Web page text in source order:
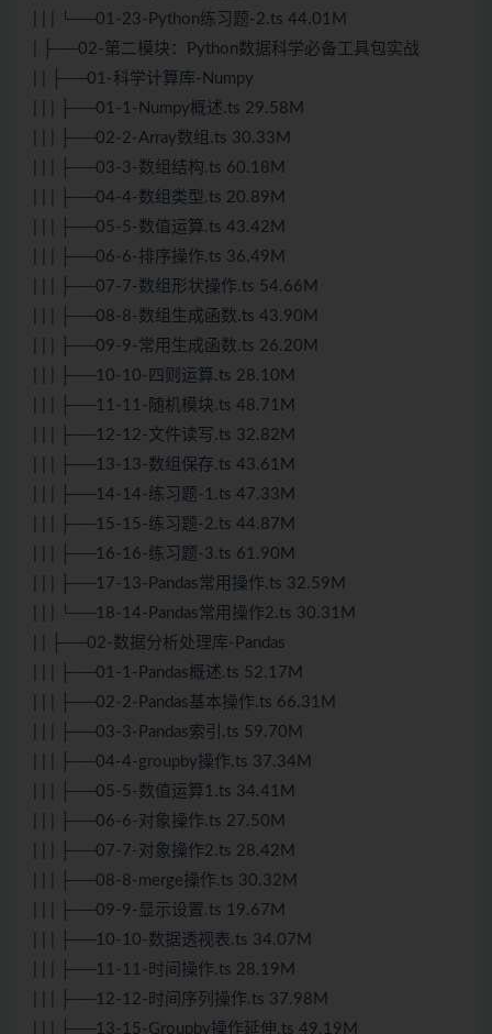
| | | └──01-23-Python练习题-2.ts 44.01M
| ├──02-第二模块：Python数据科学必备工具包实战
| | ├──01-科学计算库-Numpy
| | | ├──01-1-Numpy概述.ts 29.58M
| | | ├──02-2-Array数组.ts 30.33M
| | | ├──03-3-数组结构.ts 60.18M
| | | ├──04-4-数组类型.ts 20.89M
| | | ├──05-5-数值运算.ts 43.42M
| | | ├──06-6-排序操作.ts 36.49M
| | | ├──07-7-数组形状操作.ts 54.66M
| | | ├──08-8-数组生成函数.ts 43.90M
| | | ├──09-9-常用生成函数.ts 26.20M
| | | ├──10-10-四则运算.ts 28.10M
| | | ├──11-11-随机模块.ts 48.71M
| | | ├──12-12-文件读写.ts 32.82M
| | | ├──13-13-数组保存.ts 43.61M
| | | ├──14-14-练习题-1.ts 47.33M
| | | ├──15-15-练习题-2.ts 44.87M
| | | ├──16-16-练习题-3.ts 61.90M
| | | ├──17-13-Pandas常用操作.ts 32.59M
| | | └──18-14-Pandas常用操作2.ts 30.31M
| | ├──02-数据分析处理库-Pandas
| | | ├──01-1-Pandas概述.ts 52.17M
| | | ├──02-2-Pandas基本操作.ts 66.31M
| | | ├──03-3-Pandas索引.ts 59.70M
| | | ├──04-4-groupby操作.ts 37.34M
| | | ├──05-5-数值运算1.ts 34.41M
| | | ├──06-6-对象操作.ts 27.50M
| | | ├──07-7-对象操作2.ts 28.42M
| | | ├──08-8-merge操作.ts 30.32M
| | | ├──09-9-显示设置.ts 19.67M
| | | ├──10-10-数据透视表.ts 34.07M
| | | ├──11-11-时间操作.ts 28.19M
| | | ├──12-12-时间序列操作.ts 37.98M
| | | ├──13-15-Groupby操作延伸.ts 49.19M